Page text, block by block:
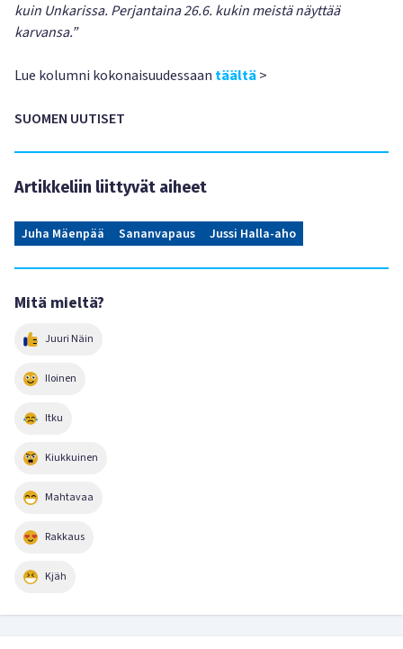
kuin Unkarissa. Perjantaina 26.6. kukin meistä näyttää
karvansa.”
Lue kolumni kokonaisuudessaan täältä>
SUOMEN UUTISET
Artikkeliin liittyvät aiheet
Juha Mäenpää Sananvapaus Jussi Halla-aho
Mitä mieltä?
Juuri Näin
Iloinen
Itku
Kiukkuinen
Mahtavaa
Rakkaus
Kjäh